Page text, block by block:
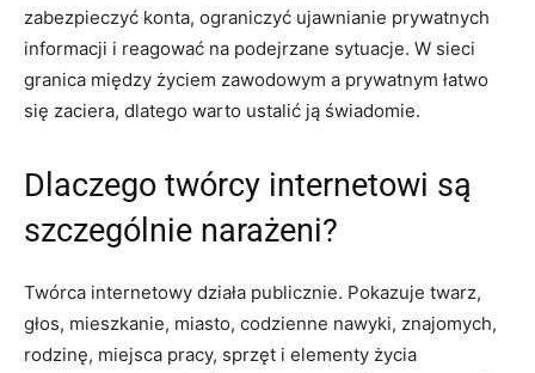
zabezpieczyć konta, ograniczyć ujawnianie prywatnych
informacji i reagować na podejrzane sytuacje. W sieci
granica między życiem zawodowym a prywatnym łatwo
się zaciera, dlatego warto ustalić ją świadomie.
Dlaczego twórcy internetowi są
szczególnie narażeni?
Twórca internetowy działa publicznie. Pokazuje twarz,
głos, mieszkanie, miasto, codzienne nawyki, znajomych,
rodzinę, miejsca pracy, sprzęt i elementy życia